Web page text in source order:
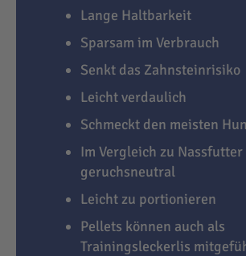
Lange Haltbarkeit
Sparsam im Verbrauch
Senkt das Zahnsteinrisiko
Leicht verdaulich
Schmeckt den meisten
Im Vergleich zu Nassfutter
geruchsneutral
Leicht zu portionieren
Pellets können auch als
Trainingsleckerlis